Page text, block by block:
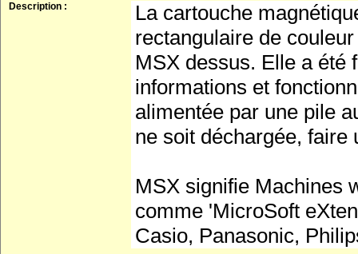
Description :
La cartouche
rectangulaire de
MSX dessus. Elle a été
informations et
alimentée par une pile
ne soit déchargée, faire
MSX signifie Machines
comme 'MicroSoft
Casio, Panasonic,